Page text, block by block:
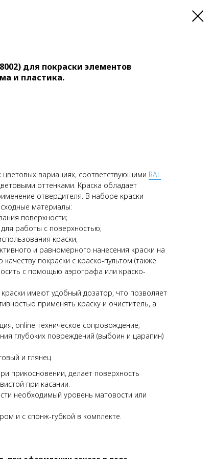
для покраски элементов
и пластика.
цветовых вариациях, соответствующими RAL
оттенками. Краска обладает
отвердителя. В наборе краски
материалы:
поверхности;
работы с поверхностью;
краски;
и равномерного нанесения краски на
покраски с краско-пультом (также
с помощью аэрографа или краско-
имеют удобный дозатор, что позволяет
применять краску и очиститель, а
online техническое сопровождение;
глубоких повреждений (выбоин и царапин)
и глянец
прикосновении, делает поверхность
при касании.
необходимый уровень матовости или
и с спонж-губкой в комплекте.